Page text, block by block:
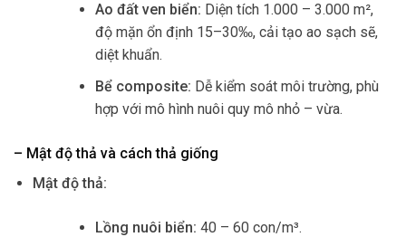
Ao đất ven biển: Diện tích 1.000 – 3.000 m²,
độ mặn ổn định 15–30‰, cải tạo ao sạch sẽ,
diệt khuẩn.
Bể composite: Dễ kiểm soát môi trường, phù
hợp với mô hình nuôi quy mô nhỏ – vừa.
– Mật độ thả và cách thả giống
Mật độ thả:
Lồng nuôi biển: 40 – 60 con/m³.